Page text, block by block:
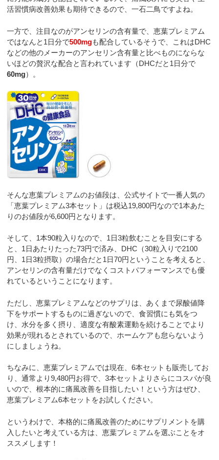
活習慣病改善効果も期待できるので、一石二鳥ですよね。
一方で、注目なのがアンセリンの含有量で、恵葉プレミアム
ではなんと1日分で500mgも配合しているそうで、これはDHC
などの他のメーカーのアンセリン含有量と比べものにならな
いほどの贅沢な配合と言われています（DHCだと1日分で
60mg）。
そんな恵葉プレミアムのお値段は、公式サイトで一番人気の
「恵葉プレミアム3本セット」は税込19,800円なので1本あた
りのお値段が6,600円となります。
そして、1本90粒入りなので、1日3粒飲むことを目安にする
と、1日あたりたった73円で済み、DHC（30粒入りで2100
円、1日3粒摂取）の場合だと1日70円ということを考えると、
アンセリンの含有量だけでなくコストパフォーマンスでも優
れているということになります。
ただし、恵葉プレミアムなどのサプリは、あくまで尿酸値降
下をサポートするものに過ぎないので、食習慣にも気をつ
け、水分を多く摂り、適度な有酸素運動を続けることでより
効果が現れるとされているので、ホームケアも怠らないよう
にしましょうね。
ちなみに、恵葉プレミアムでは現在、6本セットも販売してお
り、通常より9,480円お得で、3本セットよりさらにコスパが良
いので、根本的に痛風改善を目指したい！という方はぜひ、
恵葉プレミアム6本セットをお試しください。
というわけで、本格的に痛風改善のためにサプリメントを購
入したいと考えている方は、恵葉プレミアムを選ぶことをオ
ススメします！